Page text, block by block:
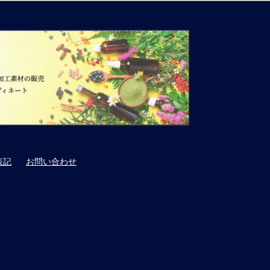
記 お問い合わせ